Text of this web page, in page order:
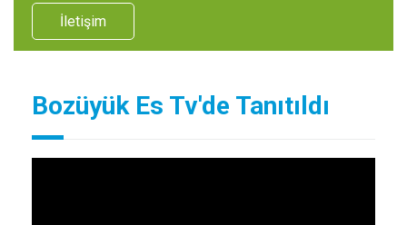
İletişim
Bozüyük Es Tv'de Tanıtıldı